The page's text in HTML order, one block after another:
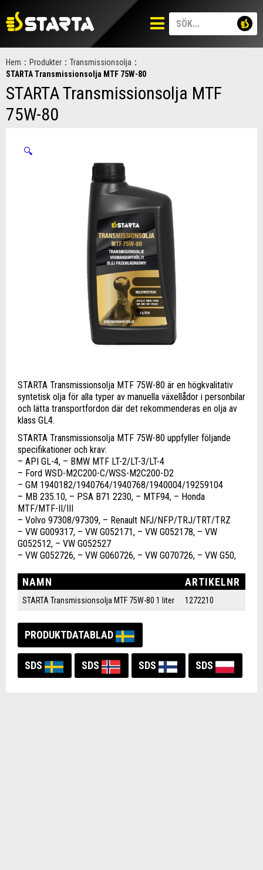
Hem : Produkter : Transmissionsolja :
STARTA Transmissionsolja MTF 75W-80
STARTA Transmissionsolja MTF
75W-80
🔍
STARTA Transmissionsolja MTF 75W-80 är en högkvalitativ
syntetisk olja för alla typer av manuella växellådor i personbilar
och lätta transportfordon där det rekommenderas en olja av
klass GL4.
STARTA Transmissionsolja MTF 75W-80 uppfyller följande
specifikationer och krav:
– API GL-4, – BMW MTF LT-2/LT-3/LT-4
– Ford WSD-M2C200-C/WSS-M2C200-D2
– GM 1940182/1940764/1940768/1940004/19259104
– MB 235.10, – PSA B71 2230, – MTF94, – Honda
MTF/MTF-II/III
– Volvo 97308/97309, – Renault NFJ/NFP/TRJ/TRT/TRZ
– VW G009317, – VW G052171, – VW G052178, – VW
G052512, – VW G052527
– VW G052726, – VW G060726, – VW G070726, – VW G50,
NAMN ARTIKELNR
STARTA Transmissionsolja MTF 75W-80 1 liter 1272210
PRODUKTDATABLAD
SDS SDS SDS SDS